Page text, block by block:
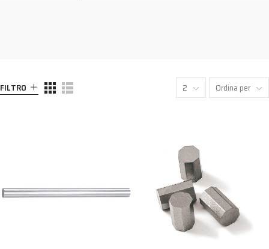
FILTRO 2 Ordina per